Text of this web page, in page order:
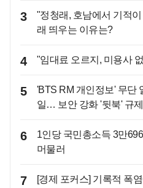
3
"정청래, 호남에서 기적
래 띄우는 이유는?
4 "임대료 오르지, 미용사
5
'BTS RM 개인정보' 무단
일… 보안 강화 '뒷북' 규
6
1인당 국민총소득 3만
머물러
7
[경제 포커스] 기록적 폭